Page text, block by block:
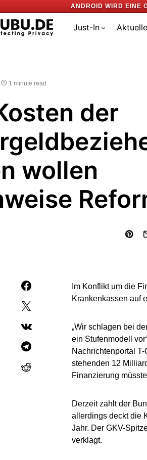
ANDROID WIRD EINE
Just-In
1 minute read
der
wollen
Im Konflikt um die
Krankenkassen auf
„Wir schlagen bei
ein Stufenmodell
Nachrichtenportal
stehenden 12
Finanzierung
Derzeit zahlt der
allerdings deckt die
Jahr. Der GKV-
verklagt.